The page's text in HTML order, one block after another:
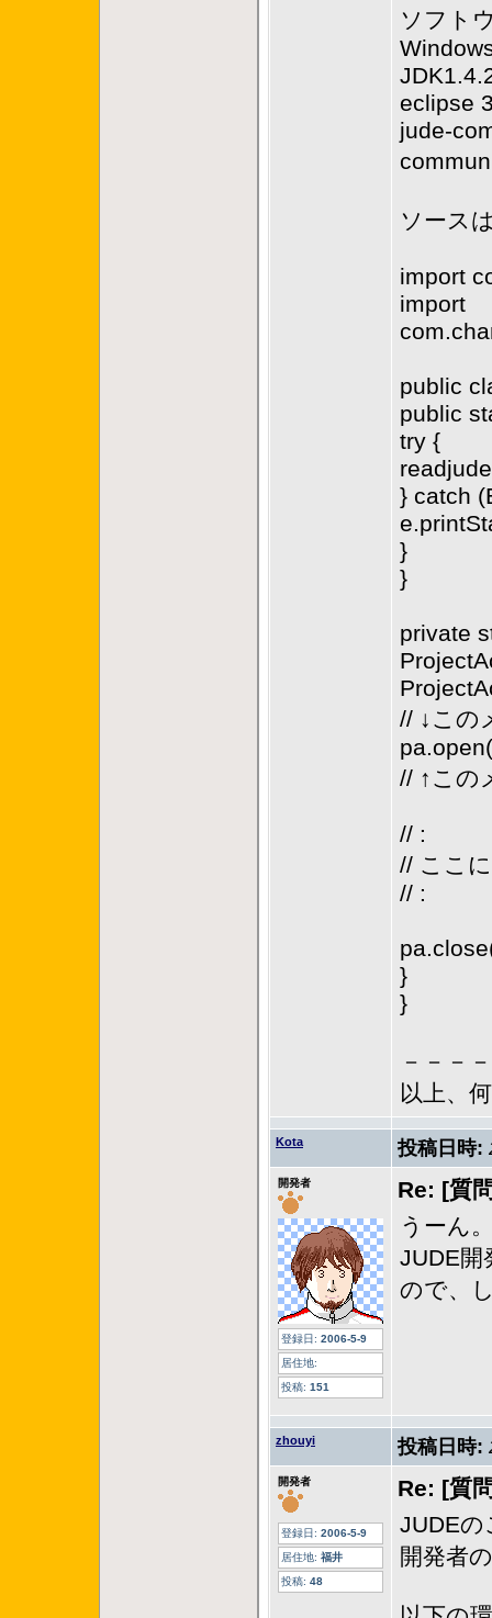
ソフト
eclipse
jude-
ソース
import
import
public
public
try {
} catch
}
}
private
// ↓この
// ↑この
// :
// ここ
// :
}
}
－－－
以上、
Kota 投稿日時:
開発者
登録日: 2006-5-9
居住地:
投稿: 151
Re: [質
うーん
JUDE開
ので、
zhouyi 投稿日時:
開発者
登録日: 2006-5-9
居住地: 福井
投稿: 48
Re: [質
JUDE
開発者